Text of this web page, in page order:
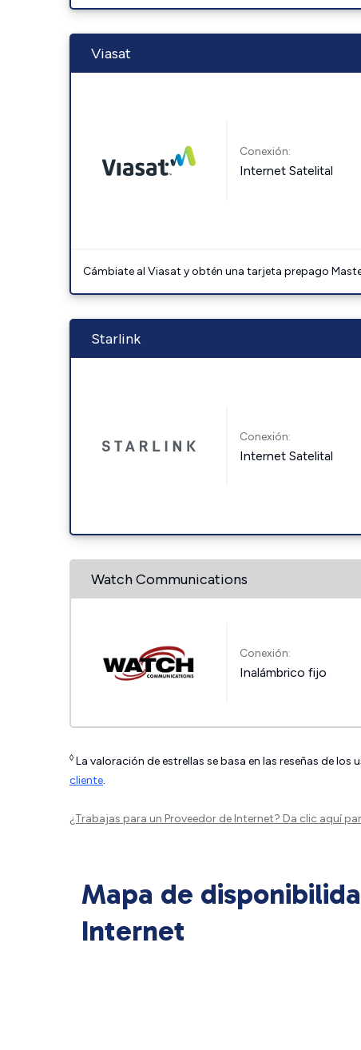
Viasat
Conexión:
Internet Satelital
Cámbiate al Viasat y obtén una tarjeta prepago
Starlink
Conexión:
Internet Satelital
Watch Communications
Conexión:
Inalámbrico fijo
◊ La valoración de estrellas se basa en las reseñas de los
cliente.
¿Trabajas para un Proveedor de Internet? Da clic aquí
Mapa de
Internet